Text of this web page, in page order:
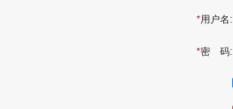
*用户名:
*密 码: